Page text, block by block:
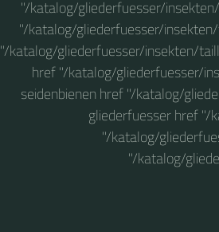
"/katalog/gliederfuesser/
"/katalog/gliederfuesser/
"/katalog/gliederfuesser/insekten/
href "/katalog/gliederfuesser/
seidenbienen href "/katalog/
gliederfuesser href "/
"/katalog/
"/katalog/